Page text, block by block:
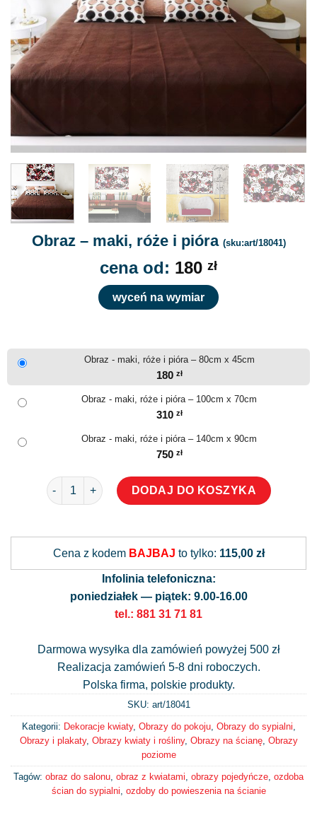
Obraz – maki, róże i pióra (sku:art/18041)
cena od: 180 zł
wyceń na wymiar
Obraz - maki, róże i pióra – 80cm x 45cm
180 zł
Obraz - maki, róże i pióra – 100cm x 70cm
310 zł
Obraz - maki, róże i pióra – 140cm x 90cm
750 zł
ilość Obraz - maki, róże i pióra
DODAJ DO KOSZYKA
Cena z kodem BAJBAJ to tylko: 115,00 zł
Infolinia telefoniczna:
poniedziałek — piątek: 9.00-16.00
tel.: 881 31 71 81
Darmowa wysyłka dla zamówień powyżej 500 zł
Realizacja zamówień 5-8 dni roboczych.
Polska firma, polskie produkty.
SKU: art/18041
Kategorii: Dekoracje kwiaty, Obrazy do pokoju, Obrazy do sypialni
Obrazy i plakaty, Obrazy kwiaty i rośliny, Obrazy na ścianę, Obrazy
poziome
Tagów: obraz do salonu obraz z kwiatami obrazy pojedyńcze ozdoba
ścian do sypialni ozdoby do powieszenia na ścianie